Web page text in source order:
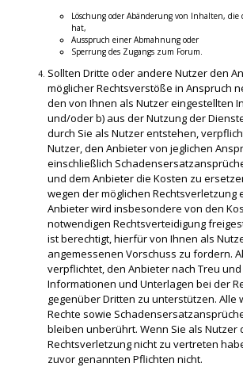
Löschung oder Abänderung von Inhalten,
hat,
Ausspruch einer Abmahnung oder
Sperrung des Zugangs zum Forum.
Sollten Dritte oder andere Nutzer den
möglicher Rechtsverstöße in Anspruch
den von Ihnen als Nutzer eingestellten
und/oder b) aus der Nutzung der
durch Sie als Nutzer entstehen,
Nutzer, den Anbieter von jeglichen
einschließlich
und dem Anbieter die Kosten zu
wegen der möglichen Rechtsverletzung
Anbieter wird insbesondere von den
notwendigen Rechtsverteidigung
ist berechtigt, hierfür von Ihnen als
angemessenen Vorschuss zu fordern.
verpflichtet, den Anbieter nach Treu
Informationen und Unterlagen bei der
gegenüber Dritten zu unterstützen. Alle
Rechte sowie
bleiben unberührt. Wenn Sie als Nutzer
Rechtsverletzung nicht zu vertreten
zuvor genannten Pflichten nicht.